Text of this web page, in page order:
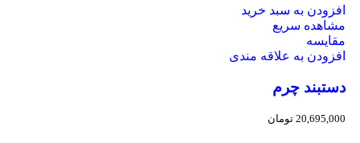
افزودن به سبد خرید
مشاهده سریع
مقایسه
افزودن به علاقه مندی
دستبند چرم
20,695,000 تومان